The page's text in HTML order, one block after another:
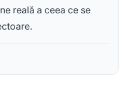
reală a ceea ce se